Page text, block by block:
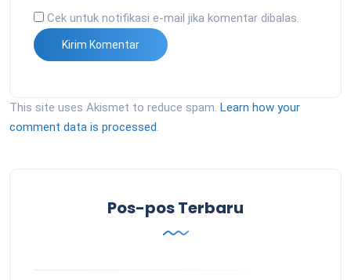
Cek untuk notifikasi e-mail jika komentar dibalas.
This site uses Akismet to reduce spam. Learn how your
comment data is processed.
Pos-pos Terbaru